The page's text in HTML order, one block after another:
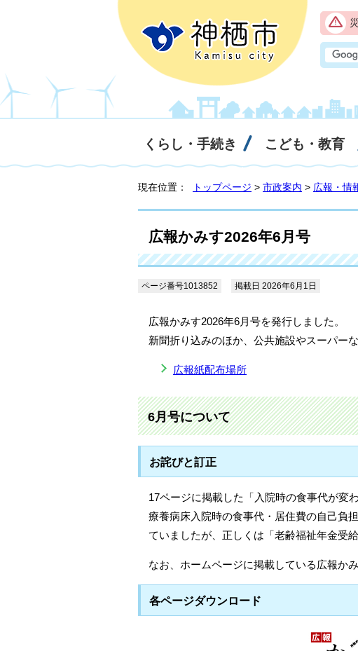
くらし・手続き こども・教育
現在位置： トップページ > 市政案内 > 広報・情
広報かみす2026年6月号
ページ番号1013852 掲載日 2026年6月1日
広報かみす2026年6月号を発行しました。
新聞折り込みのほか、公共施設やスーパー
広報紙配布場所
6月号について
お詫びと訂正
17ページに掲載した「入院時の食事代が変
療養病床入院時の食事代・居住費の自己負
ていましたが、正しくは「老齢福祉年金受
なお、ホームページに掲載している広報か
各ページダウンロード